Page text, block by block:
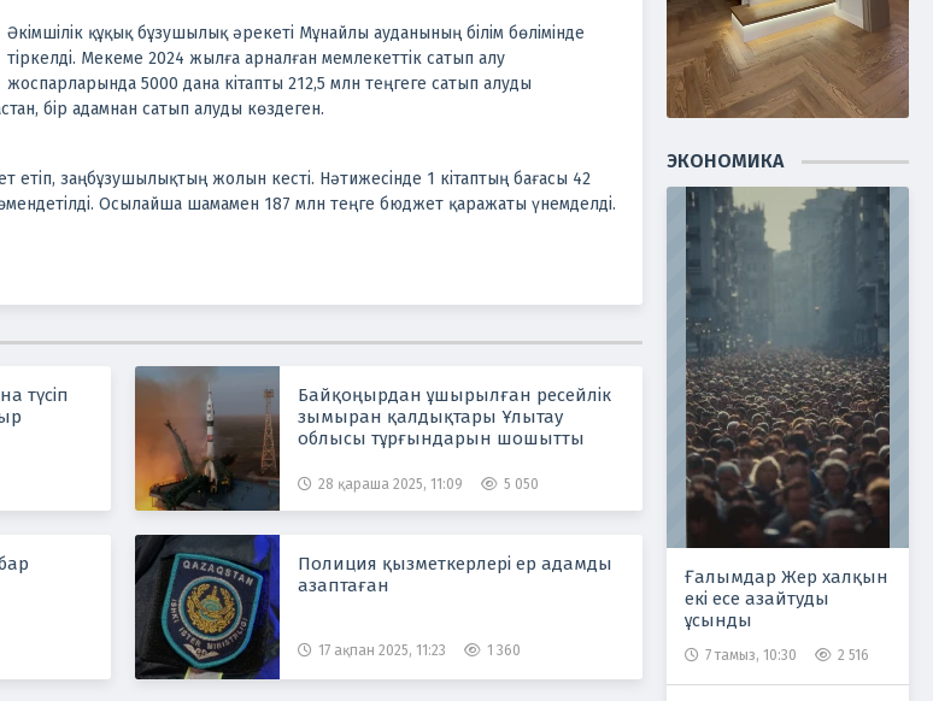
Әкімшілік құқық бұзушылық әрекеті Мұнайлы ауданының білім бөлімінде
тіркелді. Мекеме 2024 жылға арналған мемлекеттік сатып алу
жоспарларында 5000 дана кітапты 212,5 млн теңгеге сатып алуды
бір адамнан сатып алуды көздеген.
заңбұзушылықтың жолын кесті. Нәтижесінде 1 кітаптың бағасы 42
Осылайша шамамен 187 млн теңге бюджет қаражаты үнемделді.
түсіп
Байқоңырдан ұшырылған ресейлік
зымыран қалдықтары Ұлытау
облысы тұрғындарын шошытты
28 қараша 2025, 11:09 5 050
Полиция қызметкерлері ер адамды
азаптаған
17 ақпан 2025, 11:23 1 360
ЭКОНОМИКА
Ғалымдар Жер халқын
екі есе азайтуды
ұсынды
7 тамыз, 10:30 2 516